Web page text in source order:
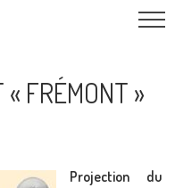
FRÉMONT »
Projection du